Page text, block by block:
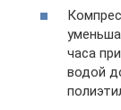
часа
водой